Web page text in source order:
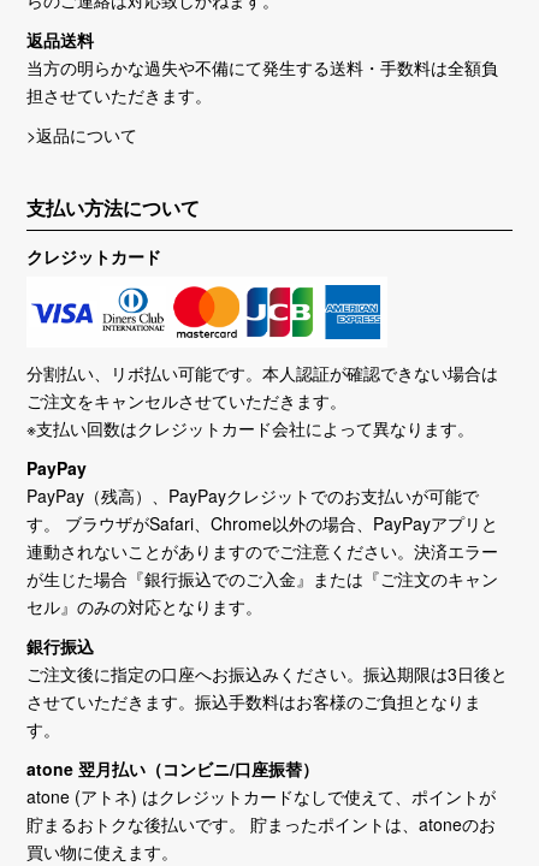
返品送料
当方の明らかな過失や不備にて発生する送料・手数料は全額負
担させていただきます。
>返品について
支払い方法について
クレジットカード
分割払い、リボ払い可能です。本人認証が確認できない場合は
ご注文をキャンセルさせていただきます。
※支払い回数はクレジットカード会社によって異なります。
PayPay
PayPay（残高）、PayPayクレジットでのお支払いが可能で
す。 ブラウザがSafari、Chrome以外の場合、PayPayアプリと
連動されないことがありますのでご注意ください。決済エラー
が生じた場合『銀行振込でのご入金』または『ご注文のキャン
セル』のみの対応となります。
銀行振込
ご注文後に指定の口座へお振込みください。振込期限は3日後と
させていただきます。振込手数料はお客様のご負担となりま
す。
atone 翌月払い（コンビニ/口座振替）
atone (アトネ) はクレジットカードなしで使えて、ポイントが
貯まるおトクな後払いです。 貯まったポイントは、atoneのお
買い物に使えます。